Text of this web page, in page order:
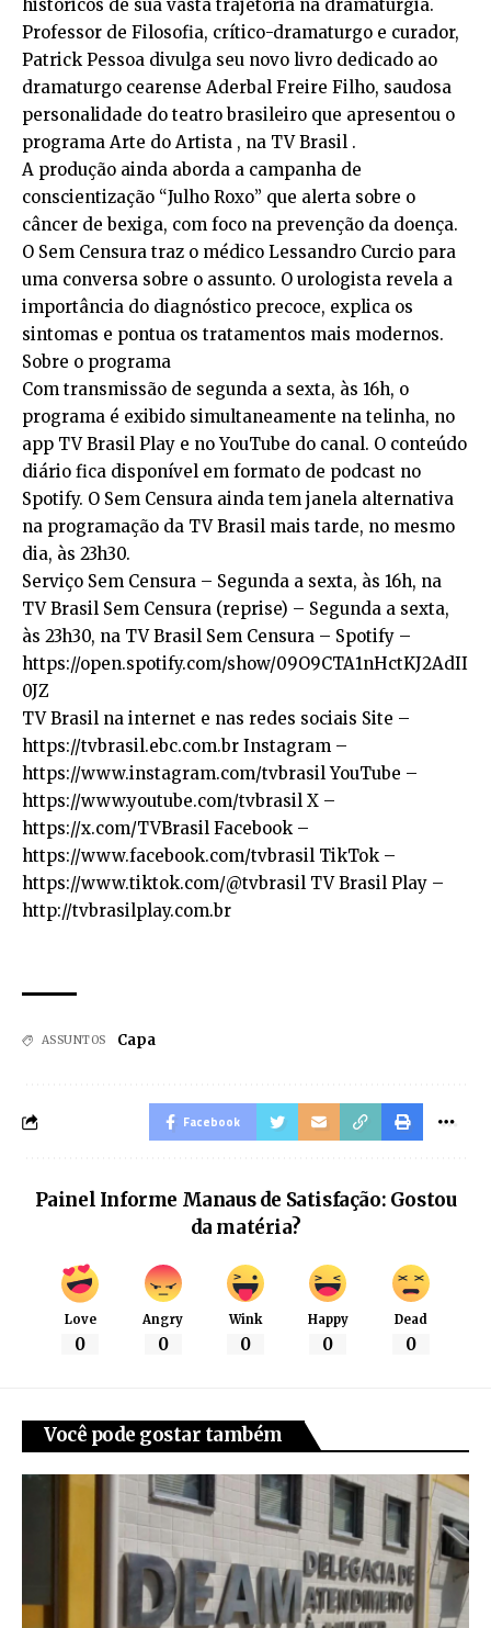
históricos de sua vasta trajetória na dramaturgia.
Professor de Filosofia, crítico-dramaturgo e curador,
Patrick Pessoa divulga seu novo livro dedicado ao
dramaturgo cearense Aderbal Freire Filho, saudosa
personalidade do teatro brasileiro que apresentou o
programa Arte do Artista , na TV Brasil .
A produção ainda aborda a campanha de
conscientização “Julho Roxo” que alerta sobre o
câncer de bexiga, com foco na prevenção da doença.
O Sem Censura traz o médico Lessandro Curcio para
uma conversa sobre o assunto. O urologista revela a
importância do diagnóstico precoce, explica os
sintomas e pontua os tratamentos mais modernos.
Sobre o programa
Com transmissão de segunda a sexta, às 16h, o
programa é exibido simultaneamente na telinha, no
app TV Brasil Play e no YouTube do canal. O conteúdo
diário fica disponível em formato de podcast no
Spotify. O Sem Censura ainda tem janela alternativa
na programação da TV Brasil mais tarde, no mesmo
dia, às 23h30.
Serviço Sem Censura – Segunda a sexta, às 16h, na
TV Brasil Sem Censura (reprise) – Segunda a sexta,
às 23h30, na TV Brasil Sem Censura – Spotify –
https://open.spotify.com/show/09O9CTA1nHctKJ2AdII
0JZ
TV Brasil na internet e nas redes sociais Site –
https://tvbrasil.ebc.com.br Instagram –
https://www.instagram.com/tvbrasil YouTube –
https://www.youtube.com/tvbrasil X –
https://x.com/TVBrasil Facebook –
https://www.facebook.com/tvbrasil TikTok –
https://www.tiktok.com/@tvbrasil TV Brasil Play –
http://tvbrasilplay.com.br
ASSUNTOS Capa
Facebook
Painel Informe Manaus de Satisfação: Gostou
da matéria?
Love
0
Angry
0
Wink
0
Happy
0
Dead
0
Você pode gostar também